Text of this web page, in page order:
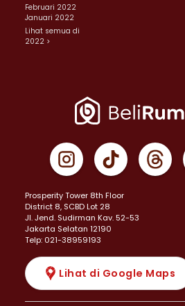
Februari 2022
Januari 2022
Lihat semua di
2022 >
Prosperity Tower 8th Floor
District 8, SCBD Lot 28
JI. Jend. Sudirman Kav. 52-53
Jakarta Selatan 12190
Telp: 021-38959193
Lihat di Google Maps